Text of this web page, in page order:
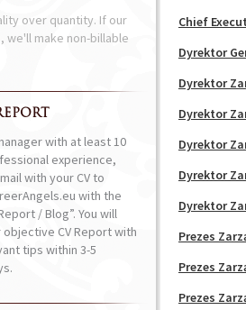
Chief
Dyrektor
Dyrektor
Dyrektor
Dyrektor
Dyrektor
Dyrektor
Prezes
Prezes
Prezes
over quantity. If our
make non-billable
with at least 10
experience,
with your CV to
with the
/ Blog”. You will
CV Report with
tips within 3-5